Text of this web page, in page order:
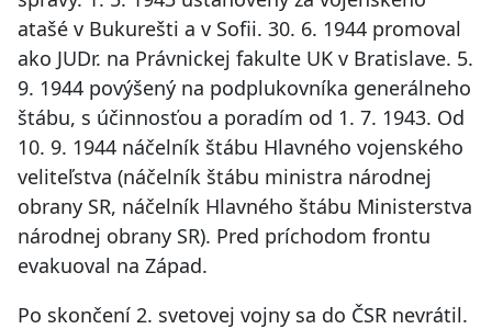
atašé v Bukurešti a v Sofii. 30. 6. 1944 promoval
ako JUDr. na Právnickej fakulte UK v Bratislave. 5.
9. 1944 povýšený na podplukovníka generálneho
štábu, s účinnosťou a poradím od 1. 7. 1943. Od
10. 9. 1944 náčelník štábu Hlavného vojenského
veliteľstva (náčelník štábu ministra národnej
obrany SR, náčelník Hlavného štábu Ministerstva
národnej obrany SR). Pred príchodom frontu
evakuoval na Západ.
Po skončení 2. svetovej vojny sa do ČSR nevrátil.